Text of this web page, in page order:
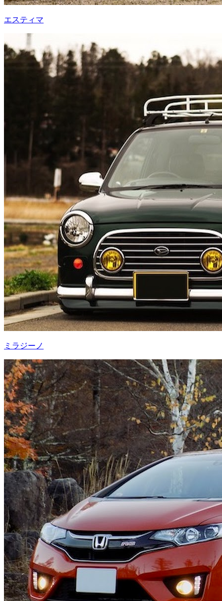
エスティマ
ミラジーノ